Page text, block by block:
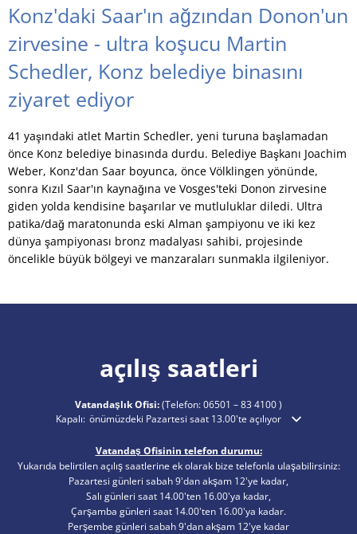
Konz'daki Saar'ın ağzından Donon'un
zirvesine - ultra koşucu Martin
Schedler, Konz belediye binasını
ziyaret ediyor
41 yaşındaki atlet Martin Schedler, yeni turuna başlamadan
önce Konz belediye binasında durdu. Belediye Başkanı Joachim
Weber, Konz'dan Saar boyunca, önce Völklingen yönünde,
sonra Kızıl Saar'ın kaynağına ve Vosges'teki Donon zirvesine
giden yolda kendisine başarılar ve mutluluklar diledi. Ultra
patika/dağ maratonunda eski Alman şampiyonu ve iki kez
dünya şampiyonası bronz madalyası sahibi, projesinde
öncelikle büyük bölgeyi ve manzaraları sunmakla ilgileniyor.
açılış saatleri
Vatandaşlık Ofisi:(Telefon:06501 – 83 4100)
Ek açılış veya kapanış saatlerini gizlemek için tıklayın
Kapalı: önümüzdeki Pazartesi saat 13.00'te açılıyor
Vatandaş Ofisinin telefon durumu:
Yukarıda belirtilen açılış saatlerine ek olarak bize telefonla ulaşabilirsiniz:
Pazartesi günleri sabah 9'dan akşam 12'ye kadar,
Salı günleri saat 14.00'ten 16.00'ya kadar,
Çarşamba günleri saat 14.00'ten 16.00'ya kadar.
Perşembe günleri sabah 9'dan akşam 12'ye kadar